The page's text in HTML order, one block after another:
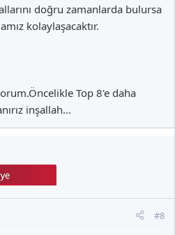
doğru zamanlarda bulursa
kolaylaşacaktır.
Top 8'e daha
inşallah...
#8